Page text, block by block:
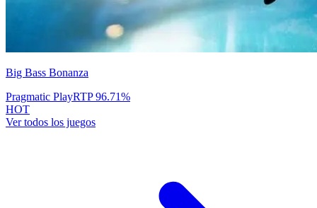
Big Bass Bonanza
Pragmatic PlayRTP96.71%
HOT
Ver todos los juegos